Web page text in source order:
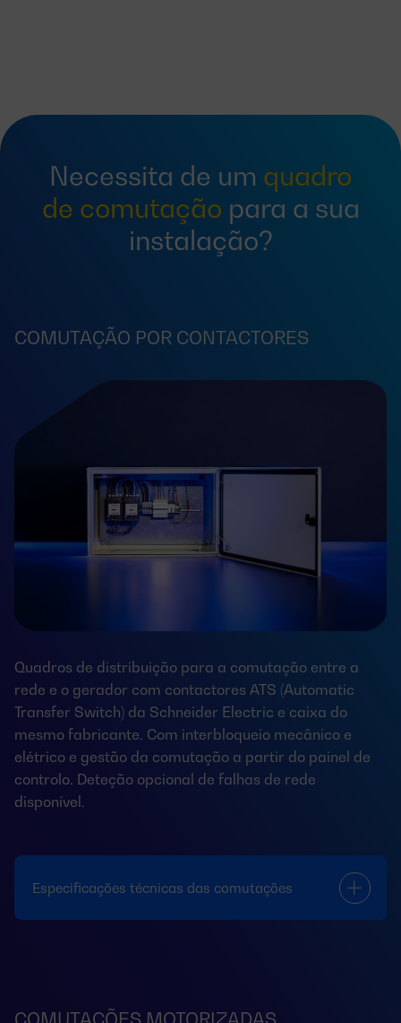
Necessita de um quadro
de comutação para a sua
instalação?
COMUTAÇÃO POR CONTACTORES
Quadros de distribuição para a comutação entre a
rede e o gerador com contactores ATS (Automatic
Transfer Switch) da Schneider Electric e caixa do
mesmo fabricante. Com interbloqueio mecânico e
elétrico e gestão da comutação a partir do painel de
controlo. Deteção opcional de falhas de rede
disponível.
Especificações técnicas das comutações